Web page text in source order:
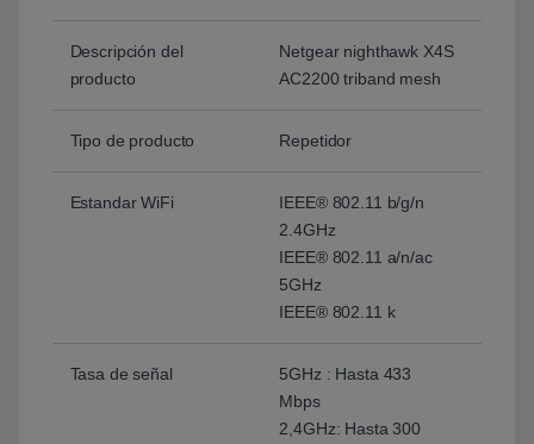
Descripción del
producto
Netgear nighthawk X4S
AC2200 triband mesh
Tipo de producto Repetidor
Estandar WiFi
IEEE® 802.11 b/g/n
2.4GHz
IEEE® 802.11 a/n/ac
5GHz
IEEE® 802.11 k
Tasa de señal
5GHz : Hasta 433
Mbps
2,4GHz: Hasta 300